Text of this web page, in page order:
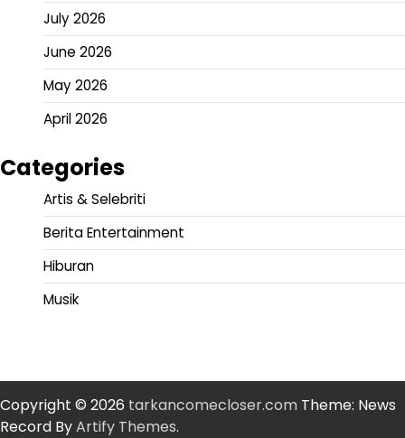
July 2026
June 2026
May 2026
April 2026
Categories
Artis & Selebriti
Berita Entertainment
Hiburan
Musik
Copyright © 2026 tarkancomecloser.com Theme: News
Record ByArtify Themes.